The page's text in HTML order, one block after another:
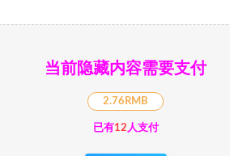
当前隐藏内容需要支付
2.76RMB
已有12人支付